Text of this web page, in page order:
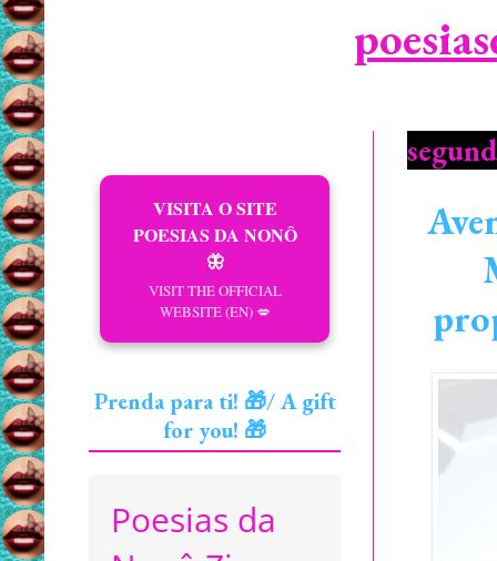
VISITA O SITE
POESIAS DA NONÔ
🦋
VISIT THE OFFICIAL
WEBSITE (EN) 💋
Prenda para ti! 🎁/ A gift
for you! 🎁
Poesias da